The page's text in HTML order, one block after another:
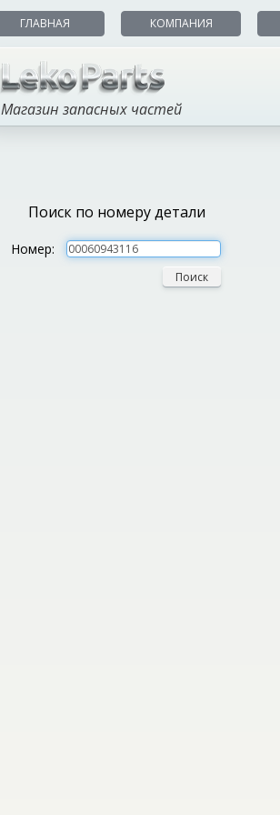
ГЛАВНАЯ КОМПАНИЯ
Магазин запасных частей
Поиск по номеру детали
Номер:
Поиск